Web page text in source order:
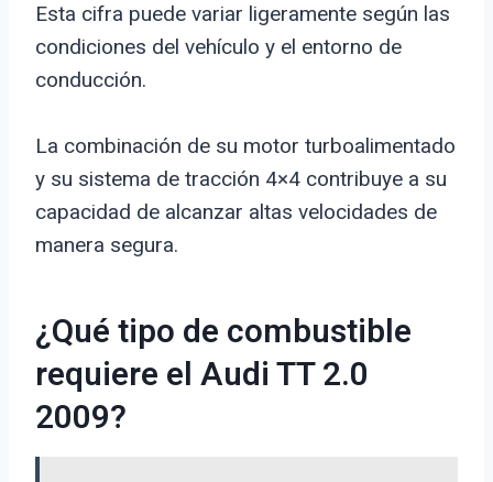
Esta cifra puede variar ligeramente según las
condiciones del vehículo y el entorno de
conducción.
La combinación de su motor turboalimentado
y su sistema de tracción 4×4 contribuye a su
capacidad de alcanzar altas velocidades de
manera segura.
¿Qué tipo de combustible
requiere el Audi TT 2.0
2009?